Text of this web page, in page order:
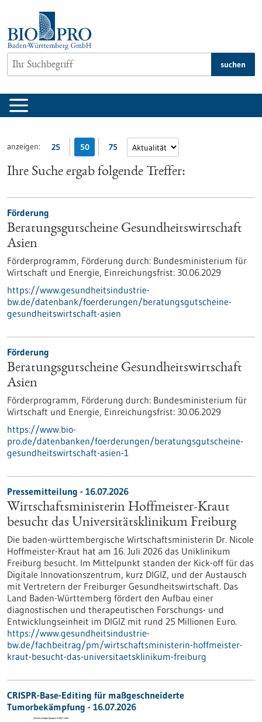
springen
suchen
anzeigen: 25 50 75
Ihre Suche ergab folgende Treffer:
Förderung
Beratungsgutscheine Gesundheitswirtschaft
Asien
Förderprogramm, Förderung durch: Bundesministerium für
Wirtschaft und Energie, Einreichungsfrist: 30.06.2029
https://www.gesundheitsindustrie-
bw.de/datenbank/foerderungen/beratungsgutscheine-
gesundheitswirtschaft-asien
Förderung
Beratungsgutscheine Gesundheitswirtschaft
Asien
Förderprogramm, Förderung durch: Bundesministerium für
Wirtschaft und Energie, Einreichungsfrist: 30.06.2029
https://www.bio-
pro.de/datenbanken/foerderungen/beratungsgutscheine-
gesundheitswirtschaft-asien-1
Pressemitteilung - 16.07.2026
Wirtschaftsministerin Hoffmeister-Kraut
besucht das Universitätsklinikum Freiburg
Die baden-württembergische Wirtschaftsministerin Dr. Nicole
Hoffmeister-Kraut hat am 16. Juli 2026 das Uniklinikum
Freiburg besucht. Im Mittelpunkt standen der Kick-off für das
Digitale Innovationszentrum, kurz DIGIZ, und der Austausch
mit Vertretern der Freiburger Gesundheitswirtschaft. Das
Land Baden-Württemberg fördert den Aufbau einer
diagnostischen und therapeutischen Forschungs- und
Entwicklungseinheit im DIGIZ mit rund 25 Millionen Euro.
https://www.gesundheitsindustrie-
bw.de/fachbeitrag/pm/wirtschaftsministerin-hoffmeister-
kraut-besucht-das-universitaetsklinikum-freiburg
CRISPR-Base-Editing für maßgeschneiderte
Tumorbekämpfung - 16.07.2026